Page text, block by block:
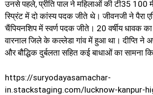
उनसे पहले, प्रीति पाल ने महिलाओं की टी35 100
स्प्रिंट में दो कांस्य पदक जीते थे। जीवनजी ने पैरा
चैंपियनशिप में स्वर्ण पदक जीते। 20 वर्षीय धावक
वारनाल जिले के कल्लेडा गांव में हुआ था। दीप्ति ने
और बौद्धिक दुर्बलता सहित कई बाधाओं का सामना
https://suryodayasamachar-
in.stackstaging.com/lucknow-kanpur-